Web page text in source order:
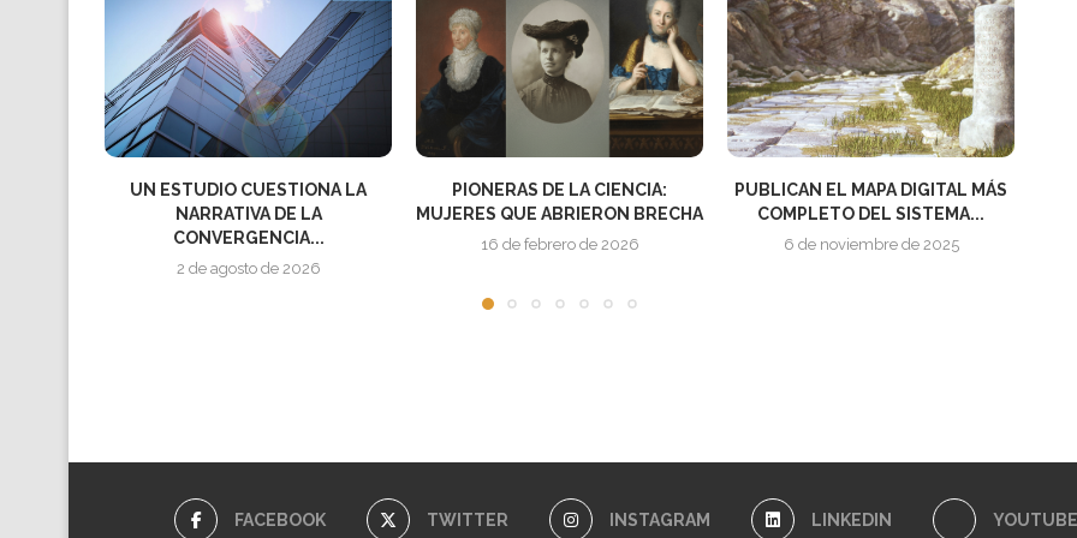
UN ESTUDIO CUESTIONA LA
NARRATIVA DE LA
CONVERGENCIA...
2 de agosto de 2026
PIONERAS DE LA CIENCIA:
MUJERES QUE ABRIERON BRECHA
16 de febrero de 2026
PUBLICAN EL MAPA DIGITAL MÁS
COMPLETO DEL SISTEMA...
6 de noviembre de 2025